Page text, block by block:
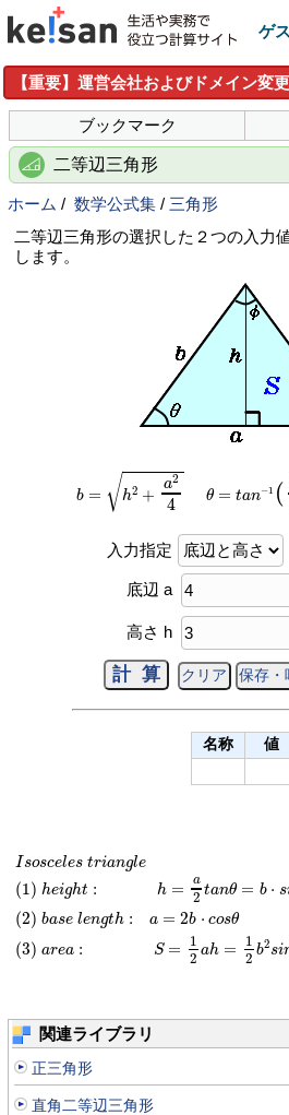
ゲ
【重要】運営会社およびドメイン変
ブックマーク
二等辺三角形
ホーム / 数学公式集 / 三角形
二等辺三角形の選択した２つの入力
します。
b = √h2 +
a2
4 θ = tan−1 (
+a24θ=tan
入力指定
底辺 a
高さ h
名称 値
Isosceles triangle
(1 ) height : h = a
2 tanθ = b ⋅ s
(2) base length : a = 2b ⋅ cosθ
(3) area : S =
1
2 ah =
1
2 b2si
Is l t a e
関連ライブラリ
正三角形
直角二等辺三角形